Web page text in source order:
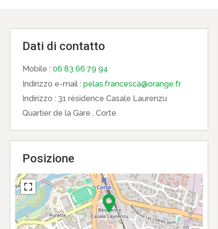
Dati di contatto
Mobile : 06 83 66 79 94
Indirizzo e-mail : pelas.francesca@orange.fr
Indirizzo : 31 résidence Casale Laurenzu
Quartier de la Gare , Corte
Posizione